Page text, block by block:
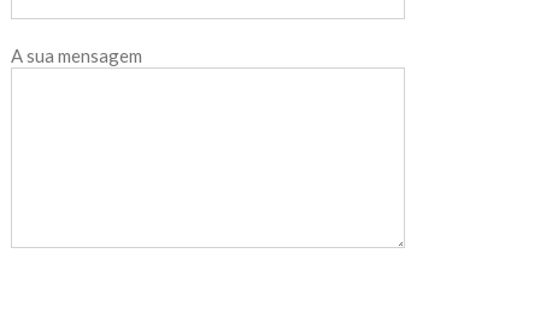
A sua mensagem